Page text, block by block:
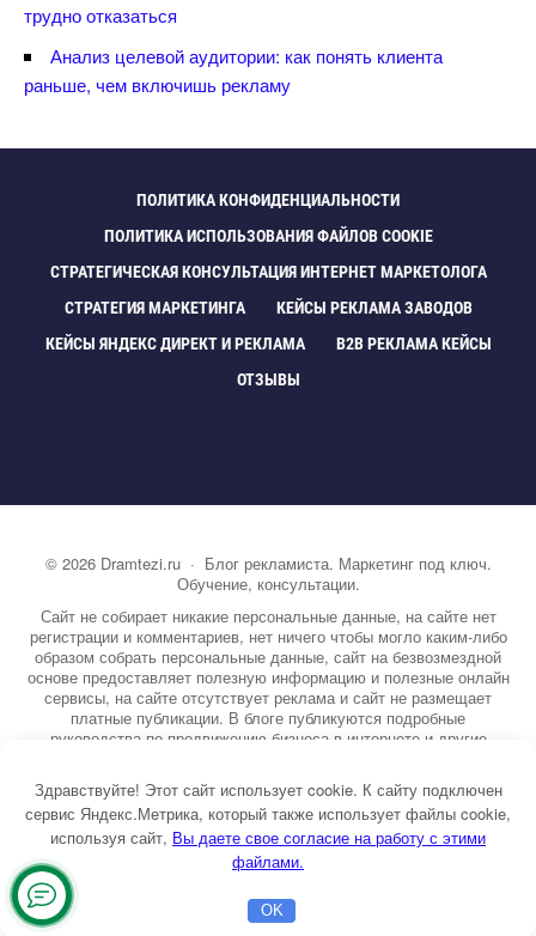
трудно отказаться
Анализ целевой аудитории: как понять клиента
раньше, чем включишь рекламу
ПОЛИТИКА КОНФИДЕНЦИАЛЬНОСТИ
ПОЛИТИКА ИСПОЛЬЗОВАНИЯ ФАЙЛОВ COOKIE
СТРАТЕГИЧЕСКАЯ КОНСУЛЬТАЦИЯ ИНТЕРНЕТ МАРКЕТОЛОГА
СТРАТЕГИЯ МАРКЕТИНГА
КЕЙСЫ РЕКЛАМА ЗАВОДО
КЕЙСЫ ЯНДЕКС ДИРЕКТ И РЕКЛАМА
B2B РЕКЛАМА КЕЙСЫ
ОТЗЫВЫ
© 2026 Dramtezi.ru· Блог рекламиста. Маркетинг под ключ.
Обучение, консультации.
Сайт не собирает никакие персональные данные, на сайте нет
регистрации и комментариев, нет ничего чтобы могло каким-либо
образом собрать персональные данные, сайт на безвозмездной
основе предоставляет полезную информацию и полезные онлайн
сервисы, на сайте отсутствует реклама и сайт не размещает
платные публикации. В блоге публикуются подробные
руководства по продвижению бизнеса в интернете и другие
информацию о маркетинге, рекламе, копирайтинге и другие темы.
На сайте опубликовано более 3000 статей.
Тема от GoodwinPress.ru
Здравствуйте! Этот сайт использует cookie. К сайту подключен
сервис Яндекс.Метрика, который также использует файлы cookie,
используя сайт, ы даете свое согласие на работу с этими
файлами.
OK
Оставьте
заявку